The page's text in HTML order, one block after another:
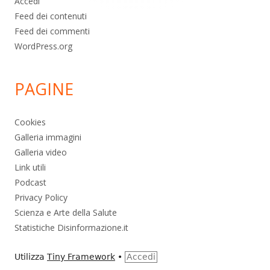
Feed dei contenuti
Feed dei commenti
WordPress.org
PAGINE
Cookies
Galleria immagini
Galleria video
Link utili
Podcast
Privacy Policy
Scienza e Arte della Salute
Statistiche Disinformazione.it
Utilizza Tiny Framework • Accedi